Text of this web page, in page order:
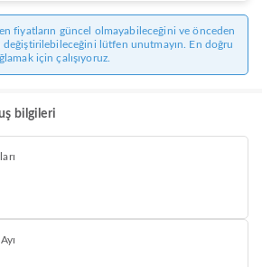
fiyatların güncel olmayabileceğini ve önceden
değiştirilebileceğini lütfen unutmayın. En doğru
için çalışıyoruz.
bilgileri